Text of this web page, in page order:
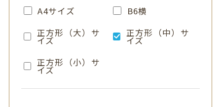
A4サイズ
B6横
正方形（大）サ
イズ
正方形（中）サ
イズ
正方形（小）サ
イズ